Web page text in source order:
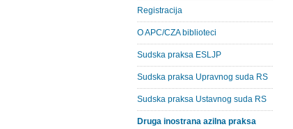
Registracija
O APC/CZA biblioteci
Sudska praksa ESLJP
Sudska praksa Upravnog suda RS
Sudska praksa Ustavnog suda RS
Druga inostrana azilna praksa